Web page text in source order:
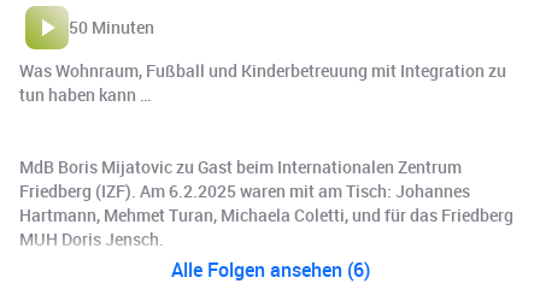
50 Minuten
Was Wohnraum, Fußball und Kinderbetreuung mit Integration zu
tun haben kann …
MdB Boris Mijatovic zu Gast beim Internationalen Zentrum
Friedberg (IZF). Am 6.2.2025 waren mit am Tisch: Johannes
Hartmann, Mehmet Turan, Michaela Coletti, und für das Friedberg
MUH Doris Jensch.
Alle Folgen ansehen (6)